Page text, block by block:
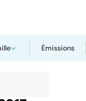
Émissions